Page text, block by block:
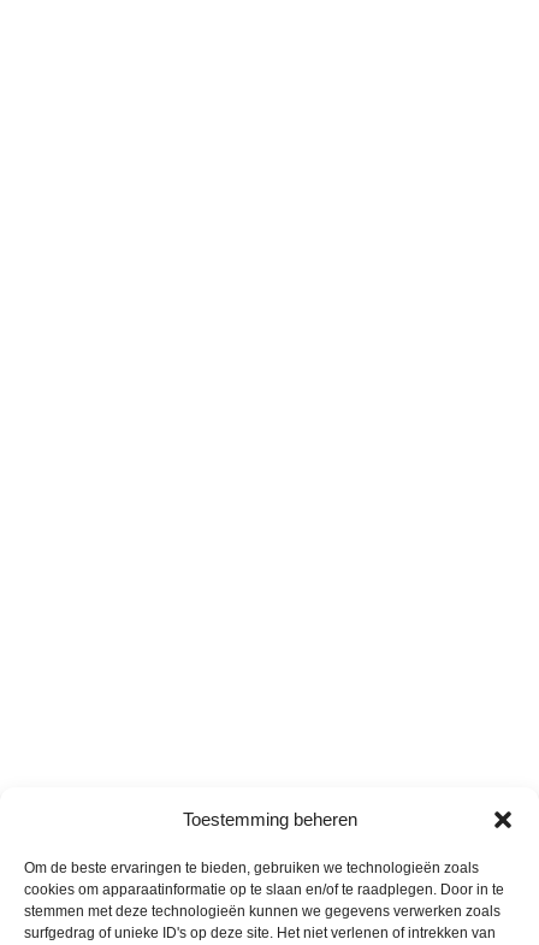
Toestemming beheren
Om de beste ervaringen te bieden, gebruiken we technologieën zoals
cookies om apparaatinformatie op te slaan en/of te raadplegen. Door in te
stemmen met deze technologieën kunnen we gegevens verwerken zoals
surfgedrag of unieke ID's op deze site. Het niet verlenen of intrekken van